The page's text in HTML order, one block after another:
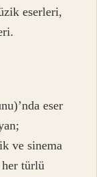
eserleri,
eser
ve sinema
her türlü